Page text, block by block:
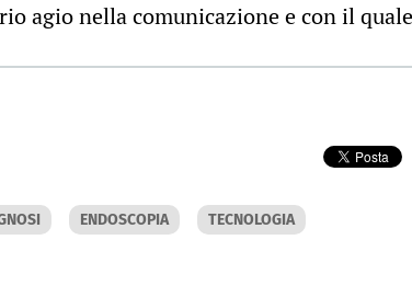
agio nella comunicazione e con il
ENDOSCOPIA TECNOLOGIA